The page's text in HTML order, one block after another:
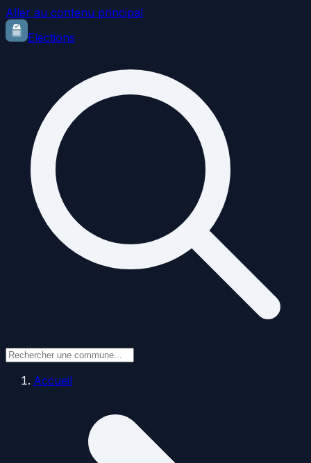
Aller au contenu principal
Elections
Accueil